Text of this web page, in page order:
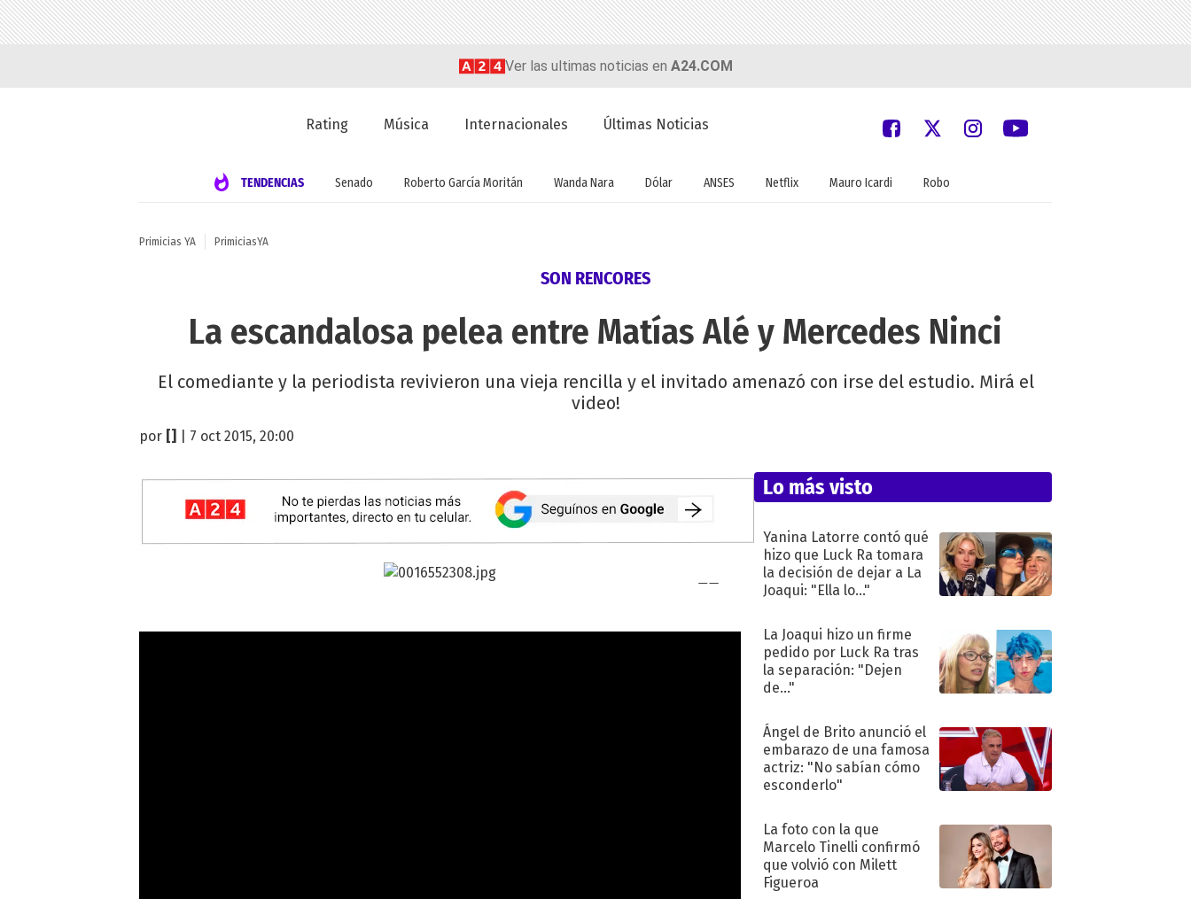
Ver las ultimas noticias en A24.COM
Rating Música Internacionales Últimas Noticias
TENDENCIAS Senado Roberto García Moritán Wanda Nara Dólar ANSES Netflix Mauro Icardi Robo
Primicias YA PrimiciasYA
SON RENCORES
La escandalosa pelea entre Matías Alé y Mercedes Ninci
El comediante y la periodista revivieron una vieja rencilla y el invitado amenazó con irse del estudio. Mirá el
video!
por | 7 oct 2015, 20:00
Lo más visto
Yanina Latorre contó qué
hizo que Luck Ra tomara
la decisión de dejar a La
Joaqui: "Ella lo..."
La Joaqui hizo un firme
pedido por Luck Ra tras
la separación: "Dejen
de..."
Ángel de Brito anunció el
embarazo de una famosa
actriz: "No sabían cómo
esconderlo"
La foto con la que
Marcelo Tinelli confirmó
que volvió con Milett
Figueroa